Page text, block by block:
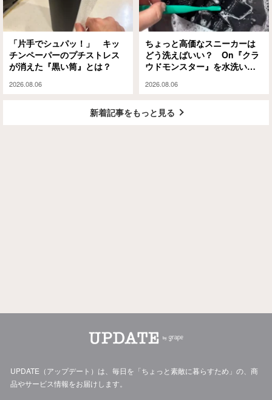
「片手でシュパッ！」 キッ
チンペーパーのプチストレス
が消えた『黒い筒』とは？
2026.08.06
ちょっと高価なスニーカーは
どう洗えばいい？ On『クラ
ウドモンスター』を水洗いと
と…
2026.08.06
新着記事をもっと見る
UPDATE（アップデート）は、毎日を「ちょっと素敵に暮らすため」の、商
品やサービス情報をお届けします。